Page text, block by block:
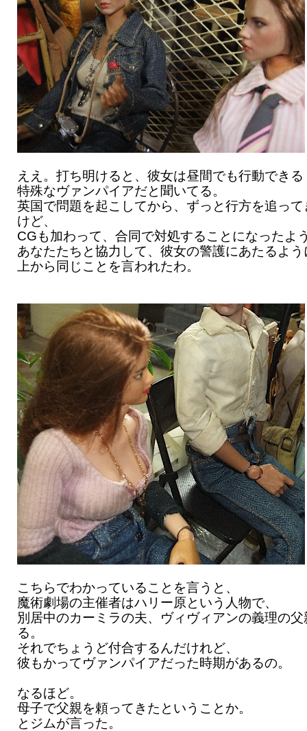
ええ。打ち明けると、彼女は昼間でも行動できる
特殊なヴァンパイアだと聞いてる。
英国で問題を起こしてから、ずっと行方を追っ
けど、
CGも加わって、合同で対処することになったよ
あなたたちと協力して、彼女の警護にあたるよ
上から同じことを言われたわ。
こちらでわかっていることを言うと、
魔術劇場の主催者はハリー原という人物で、
別居中のカーミラの夫、ヴィヴィアンの義理の
る。
それでちょうど付合するんだけれど、
彼もかってヴァンパイアだった時期があるの。
なるほど。
母子で父親を頼ってきたということか。
とジムが言った。